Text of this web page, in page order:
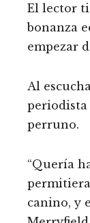
El lector
bonanza
empezar
Al
periodista
perruno.
“Quería
canino, y